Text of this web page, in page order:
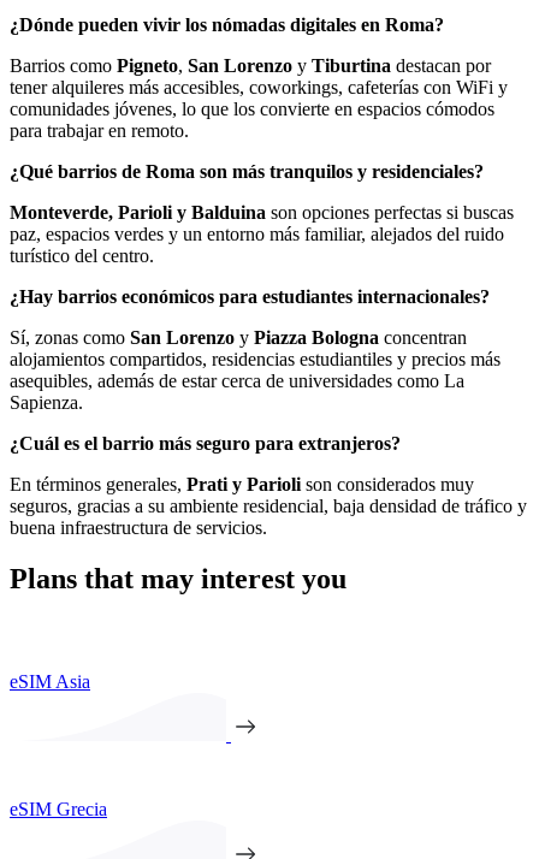
¿Dónde pueden vivir los nómadas digitales en Roma?
Barrios como Pigneto, San Lorenzo y Tiburtina destacan por
tener alquileres más accesibles, coworkings, cafeterías con WiFi y
comunidades jóvenes, lo que los convierte en espacios cómodos
para trabajar en remoto.
¿Qué barrios de Roma son más tranquilos y residenciales?
Monteverde, Parioli y Balduina son opciones perfectas si buscas
paz, espacios verdes y un entorno más familiar, alejados del ruido
turístico del centro.
¿Hay barrios económicos para estudiantes internacionales?
Sí, zonas como San Lorenzo y Piazza Bologna concentran
alojamientos compartidos, residencias estudiantiles y precios más
asequibles, además de estar cerca de universidades como La
Sapienza.
¿Cuál es el barrio más seguro para extranjeros?
En términos generales, Prati y Parioli son considerados muy
seguros, gracias a su ambiente residencial, baja densidad de tráfico y
buena infraestructura de servicios.
Plans that may interest you
eSIM Asia
eSIM Grecia